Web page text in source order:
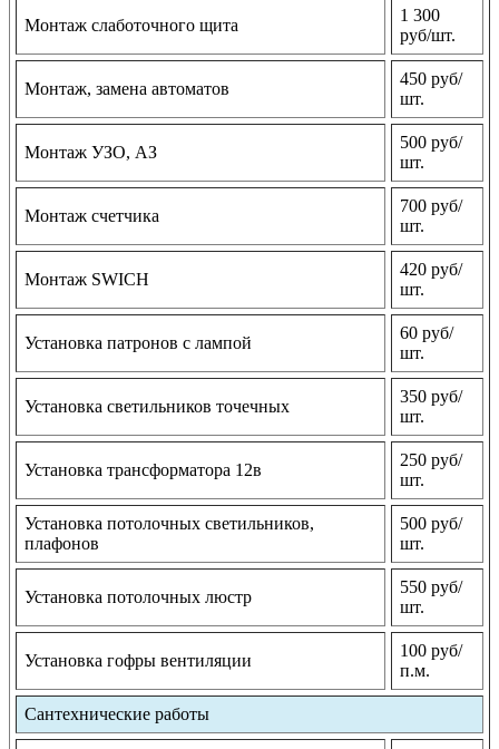
Монтаж слаботочного щита
1 300
руб/шт.
Монтаж, замена автоматов
450 руб/
шт.
Монтаж УЗО, АЗ
500 руб/
шт.
Монтаж счетчика
700 руб/
шт.
Монтаж SWICH
420 руб/
шт.
Установка патронов с лампой
60 руб/
шт.
Установка светильников точечных
350 руб/
шт.
Установка трансформатора 12в
250 руб/
шт.
Установка потолочных светильников,
плафонов
500 руб/
шт.
Установка потолочных люстр
550 руб/
шт.
Установка гофры вентиляции
100 руб/
п.м.
Сантехнические работы